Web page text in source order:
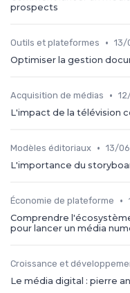
prospects
Outils et plateformes • 13/
Optimiser la gestion
Acquisition de médias •
L'impact de la télévision
Modèles éditoriaux • 13/
L'importance du
Économie de plateforme •
Comprendre
pour lancer un média
Croissance et
Le média digital : pierre